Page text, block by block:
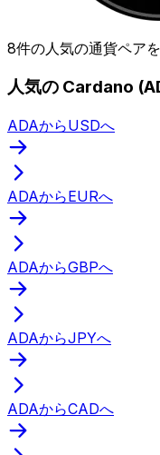
8件の人気の通貨ペア
人気の Cardano
ADAからUSDへ
ADAからEURへ
ADAからGBPへ
ADAからJPYへ
ADAからCADへ